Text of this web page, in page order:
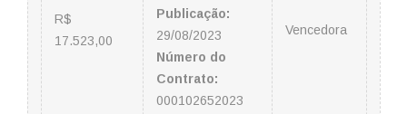
R$
17.523,00
Publicação:
29/08/2023
Número do
Contrato:
000102652023
Vencedora